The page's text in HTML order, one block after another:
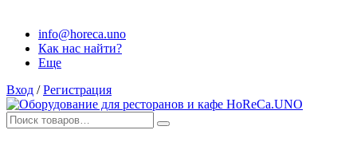
info@horeca.uno
Как нас найти?
Еще
Вход / Регистрация